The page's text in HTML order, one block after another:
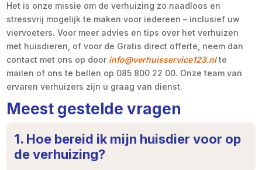
Het is onze missie om de verhuizing zo naadloos en
stressvrij mogelijk te maken voor iedereen – inclusief uw
viervoeters. Voor meer advies en tips over het verhuizen
met huisdieren, of voor de Gratis direct offerte, neem dan
contact met ons op door info@verhuisservice123.nlte
mailen of ons te bellen op 085 800 22 00. Onze team van
ervaren verhuizers zijn u graag van dienst.
Meest gestelde vragen
1. Hoe bereid ik mijn huisdier voor op
de verhuizing?